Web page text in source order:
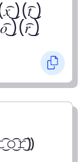
͜)(𝑡͡ ͜)
͜)(𝑟͡ ͜)